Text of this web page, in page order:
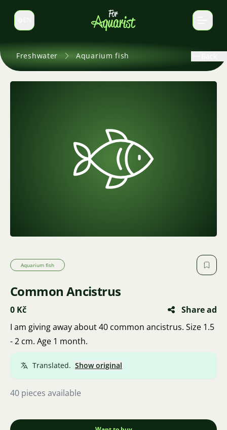
Switch language
Freshwater Aquarium fish
Aquarium fish
Common Ancistrus
0 Kč
Share ad
I am giving away about 40 common ancistrus. Size 1.5
- 2 cm. Age 1 month.
Translated. Show original
40 pieces available